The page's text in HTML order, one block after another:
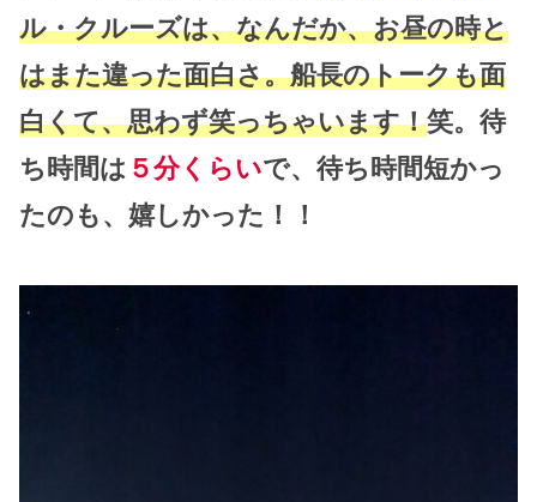
ル・クルーズは、なんだか、お昼の時と
はまた違った面白さ。船長のトークも面
白くて、思わず笑っちゃいます！笑。待
ち時間は ５分くらいで、待ち時間短かっ
たのも、嬉しかった！！